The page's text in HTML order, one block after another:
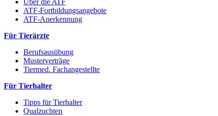
ATF-Fortbildungsangebote
ATF-Anerkennung
Für Tierärzte
Berufsausübung
Musterverträge
Tiermed. Fachangestellte
Für Tierhalter
Tipps für Tierhalter
Qualzuchten